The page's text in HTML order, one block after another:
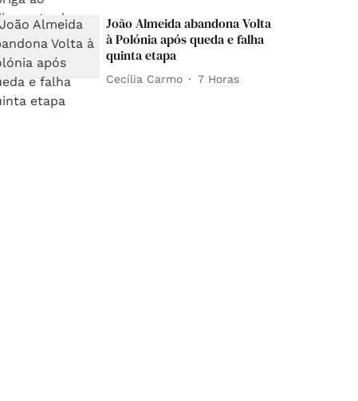
João Almeida abandona Volta
à Polónia após queda e falha
quinta etapa
Cecília Carmo 7 Horas